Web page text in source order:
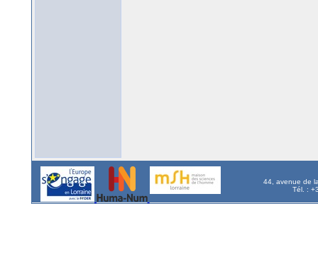
44, avenue de
Tél. :